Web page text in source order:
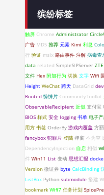
缤纷标签
触屏 Chrome Administrator
广告 MD5 推荐 元素 Kimi 利息
行 验证 msix 路由事件 注解 病毒查
data related SimpleSIPServer ZTE
文件 Hex 附加行为 切换 文字 Wifi
Height WeChat 跨天 DataGrid
Routed 惊悚片 CommunityToolkit
ObservableRecipient 近似 支付宝
BIOS 样式 安全 logging 书单 电子
用方 书签 OrderBy 游戏内覆盖 方
fancybox 犯罪片 登陆 弹窗 不为空
DependencyInjection 自启 相似
件 Win11 List 变动 思想汇报
Version 微证券 byte CalcBinding
ListBox Python submodule 搭建
bookmark Wifi7 任务计划